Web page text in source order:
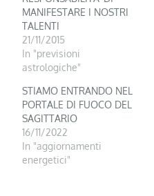
MANIFESTARE I NOSTRI
TALENTI
21/11/2015
In "previsioni
astrologiche"
STIAMO ENTRANDO NEL
PORTALE DI FUOCO DEL
SAGITTARIO
16/11/2022
In "aggiornamenti
energetici"